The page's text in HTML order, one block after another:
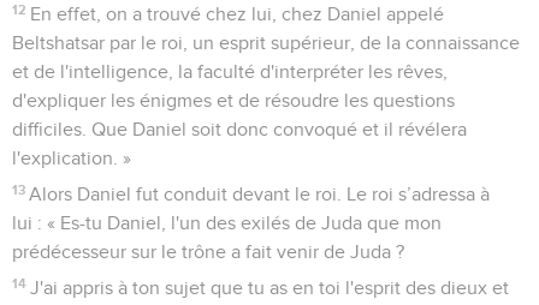
12 En effet, on a trouvé chez lui, chez Daniel appelé
Beltshatsar par le roi, un esprit supérieur, de la connaissance
et de l'intelligence, la faculté d'interpréter les rêves,
d'expliquer les énigmes et de résoudre les questions
difficiles. Que Daniel soit donc convoqué et il révélera
l'explication. »
13 Alors Daniel fut conduit devant le roi. Le roi s’adressa à
lui : « Es-tu Daniel, l'un des exilés de Juda que mon
prédécesseur sur le trône a fait venir de Juda ?
14 J'ai appris à ton sujet que tu as en toi l'esprit des dieux et